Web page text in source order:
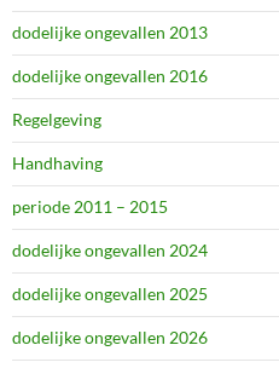
dodelijke ongevallen 2013
dodelijke ongevallen 2016
Regelgeving
Handhaving
periode 2011 – 2015
dodelijke ongevallen 2024
dodelijke ongevallen 2025
dodelijke ongevallen 2026